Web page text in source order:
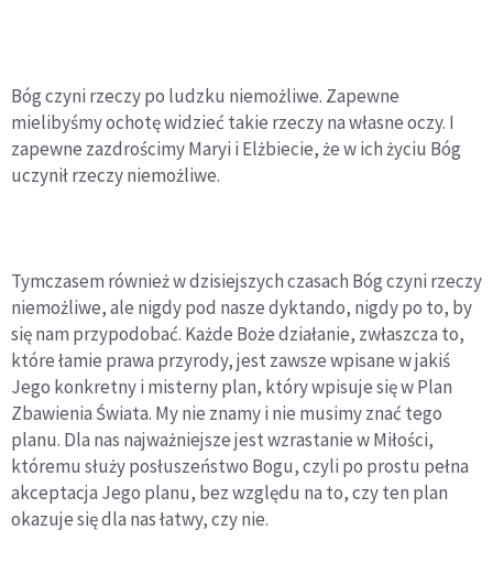
Bóg czyni rzeczy po ludzku niemożliwe. Zapewne
mielibyśmy ochotę widzieć takie rzeczy na własne oczy. I
zapewne zazdrościmy Maryi i Elżbiecie, że w ich życiu Bóg
uczynił rzeczy niemożliwe.
Tymczasem również w dzisiejszych czasach Bóg czyni rzeczy
niemożliwe, ale nigdy pod nasze dyktando, nigdy po to, by
się nam przypodobać. Każde Boże działanie, zwłaszcza to,
które łamie prawa przyrody, jest zawsze wpisane w jakiś
Jego konkretny i misterny plan, który wpisuje się w Plan
Zbawienia Świata. My nie znamy i nie musimy znać tego
planu. Dla nas najważniejsze jest wzrastanie w Miłości,
któremu służy posłuszeństwo Bogu, czyli po prostu pełna
akceptacja Jego planu, bez względu na to, czy ten plan
okazuje się dla nas łatwy, czy nie.